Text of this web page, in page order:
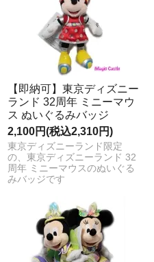
【即納可】東京ディズニー
ランド 32周年 ミニーマウ
ス ぬいぐるみバッジ
2,100円(税込2,310円)
東京ディズニーランド限定
の、東京ディズニーランド 32
周年 ミニーマウスのぬいぐる
みバッジです